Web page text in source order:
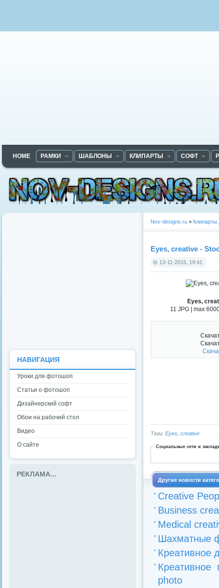
HOME РАМКИ ШАБЛОНЫ КЛИПАРТЫ СОФТ
Nov-designs.ru »
Eyes, creative -
13-11-2015, 19:41
Eyes,
11 JPG | max
Теги: Eyes creative
Социальные сети и
Другие новости
Creative
Business
Medical
Шахматные
Креативное
photo
НАВИГАЦИЯ
Уроки для фотошоп
Статьи о фотошоп
Дизайнерский софт
Обои на рабочий стол
Видео
О сайте
РЕКЛАМА...